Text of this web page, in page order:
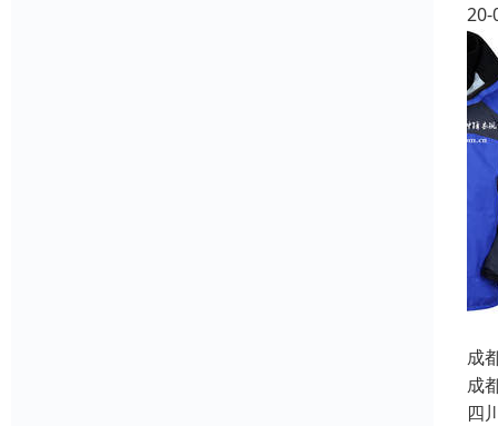
20-
成
成
四